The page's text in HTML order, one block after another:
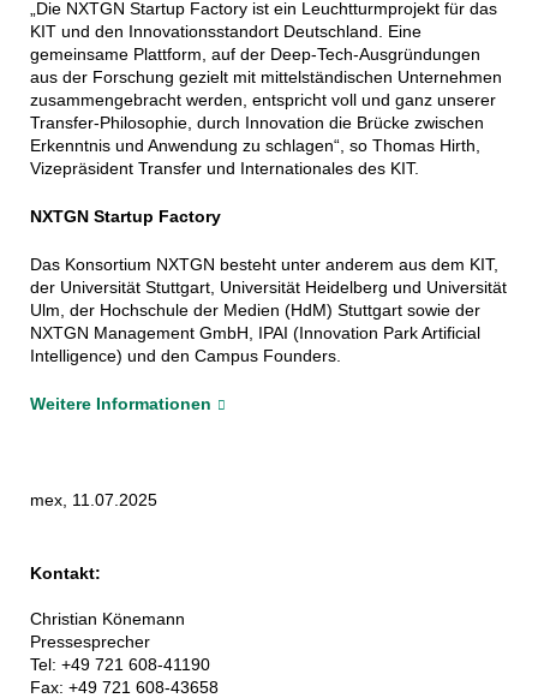
„Die NXTGN Startup Factory ist ein Leuchtturmprojekt für das
KIT und den Innovationsstandort Deutschland. Eine
gemeinsame Plattform, auf der Deep-Tech-Ausgründungen
aus der Forschung gezielt mit mittelständischen Unternehmen
zusammengebracht werden, entspricht voll und ganz unserer
Transfer-Philosophie, durch Innovation die Brücke zwischen
Erkenntnis und Anwendung zu schlagen“, so Thomas Hirth,
Vizepräsident Transfer und Internationales des KIT.
NXTGN Startup Factory
Das Konsortium NXTGN besteht unter anderem aus dem KIT,
der Universität Stuttgart, Universität Heidelberg und Universität
Ulm, der Hochschule der Medien (HdM) Stuttgart sowie der
NXTGN Management GmbH, IPAI (Innovation Park Artificial
Intelligence) und den Campus Founders.
Weitere Informationen
mex, 11.07.2025
Kontakt:
Christian Könemann
Pressesprecher
Tel: +49 721 608-41190
Fax: +49 721 608-43658